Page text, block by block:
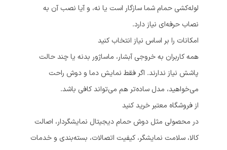
لوله‌کشی حمام شما سازگار است یا نه، و آیا نصب آن به
نصاب حرفه‌ای نیاز دارد.
امکانات را بر اساس نیاز انتخاب کنید
همه کاربران به خروجی آبشار، ماساژور بدنه یا چند حالت
پاشش نیاز ندارند. اگر فقط نمایش دما و دوش راحت
می‌خواهید، مدل ساده‌تر هم می‌تواند کافی باشد.
از فروشگاه معتبر خرید کنید
در محصولی مثل دوش حمام دیجیتال نمایشگردار، اصالت
کالا، سلامت نمایشگر، کیفیت اتصالات، بسته‌بندی و خدمات